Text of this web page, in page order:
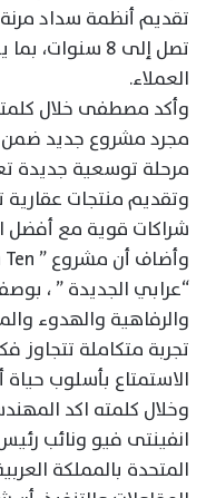
تصل إلى 8
العملاء.
مجرد مشروع جديد ضمن
مرحلة توسعية جديدة
وتقديم منتجات
شراكات قوية مع أفضل
“عرابي الجديدة ” ،
والرفاهية والهدوء
تجربة متكاملة تتجاوز
الاستمتاع بأسلوب
وخلال كلمته اكد
انفينتى فيو ونائب
المتحدة بالمملكة